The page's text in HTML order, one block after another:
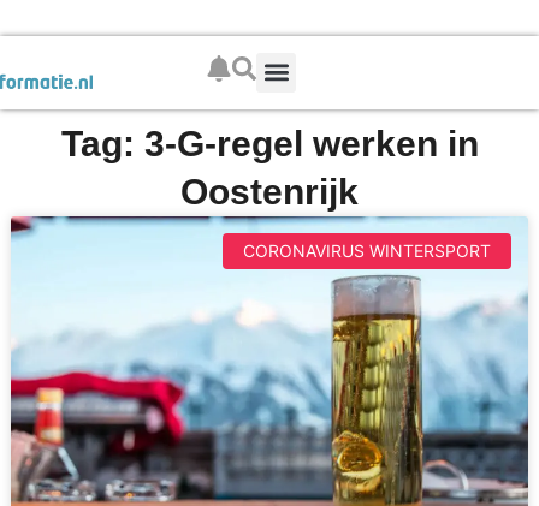
Tag: 3-G-regel werken in
Oostenrijk
CORONAVIRUS WINTERSPORT